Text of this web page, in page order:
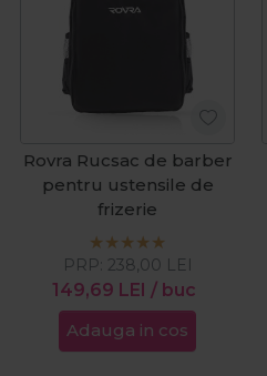
Rovra Rucsac de barber
pentru ustensile de
frizerie
149,69 LEI / buc
PRP: 238,00 LEI
Adauga in cos